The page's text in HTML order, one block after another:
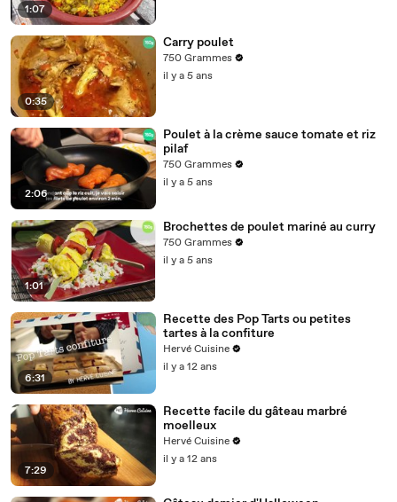
1:07
0:35
Carry poulet
750 Grammes
il y a 5 ans
2:06
Poulet à la crème sauce tomate et riz
pilaf
750 Grammes
il y a 5 ans
1:01
Brochettes de poulet mariné au curry
750 Grammes
il y a 5 ans
6:31
Recette des Pop Tarts ou petites
tartes à la confiture
Hervé Cuisine
il y a 12 ans
7:29
Recette facile du gâteau marbré
moelleux
Hervé Cuisine
il y a 12 ans